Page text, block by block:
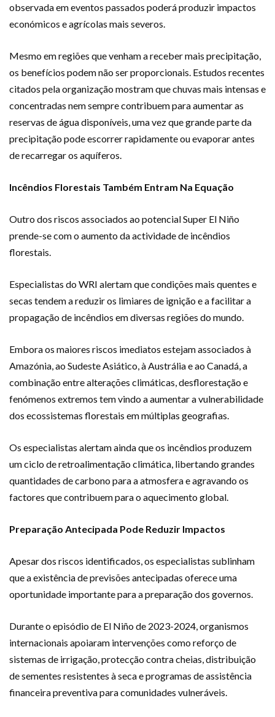
observada em eventos passados poderá produzir impactos
económicos e agrícolas mais severos.
Mesmo em regiões que venham a receber mais precipitação,
os benefícios podem não ser proporcionais. Estudos recentes
citados pela organização mostram que chuvas mais intensas e
concentradas nem sempre contribuem para aumentar as
reservas de água disponíveis, uma vez que grande parte da
precipitação pode escorrer rapidamente ou evaporar antes
de recarregar os aquíferos.
Incêndios Florestais Também Entram Na Equação
Outro dos riscos associados ao potencial Super El Niño
prende-se com o aumento da actividade de incêndios
florestais.
Especialistas do WRI alertam que condições mais quentes e
secas tendem a reduzir os limiares de ignição e a facilitar a
propagação de incêndios em diversas regiões do mundo.
Embora os maiores riscos imediatos estejam associados à
Amazónia, ao Sudeste Asiático, à Austrália e ao Canadá, a
combinação entre alterações climáticas, desflorestação e
fenómenos extremos tem vindo a aumentar a vulnerabilidade
dos ecossistemas florestais em múltiplas geografias.
Os especialistas alertam ainda que os incêndios produzem
um ciclo de retroalimentação climática, libertando grandes
quantidades de carbono para a atmosfera e agravando os
factores que contribuem para o aquecimento global.
Preparação Antecipada Pode Reduzir Impactos
Apesar dos riscos identificados, os especialistas sublinham
que a existência de previsões antecipadas oferece uma
oportunidade importante para a preparação dos governos.
Durante o episódio de El Niño de 2023-2024, organismos
internacionais apoiaram intervenções como reforço de
sistemas de irrigação, protecção contra cheias, distribuição
de sementes resistentes à seca e programas de assistência
financeira preventiva para comunidades vulneráveis.